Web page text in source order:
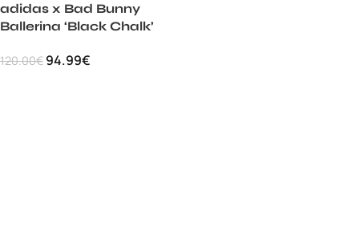
adidas x Bad Bunny
Ballerina ‘Black Chalk’
120.00€ 94.99€